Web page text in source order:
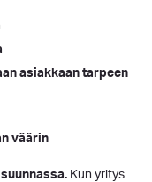
asiakkaan tarpeen
väärin
Kun yritys